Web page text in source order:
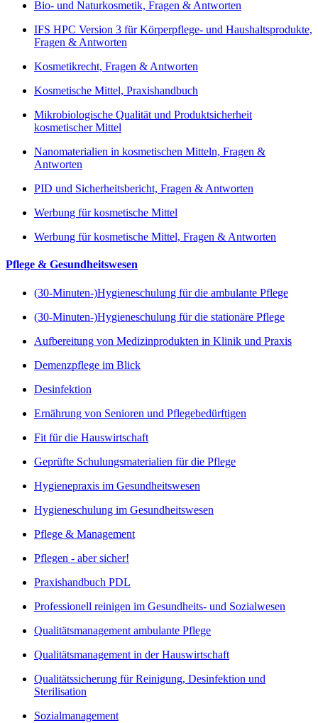
Bio- und Naturkosmetik, Fragen & Antworten
IFS HPC Version 3 für Körperpflege- und Haushaltsprodukte,
Fragen & Antworten
Kosmetikrecht, Fragen & Antworten
Kosmetische Mittel, Praxishandbuch
Mikrobiologische Qualität und Produktsicherheit
kosmetischer Mittel
Nanomaterialien in kosmetischen Mitteln, Fragen &
Antworten
PID und Sicherheitsbericht, Fragen & Antworten
Werbung für kosmetische Mittel
Werbung für kosmetische Mittel, Fragen & Antworten
Pflege & Gesundheitswesen
(30-Minuten-)Hygieneschulung für die ambulante Pflege
(30-Minuten-)Hygieneschulung für die stationäre Pflege
Aufbereitung von Medizinprodukten in Klinik und Praxis
Demenzpflege im Blick
Desinfektion
Ernährung von Senioren und Pflegebedürftigen
Fit für die Hauswirtschaft
Geprüfte Schulungsmaterialien für die Pflege
Hygienepraxis im Gesundheitswesen
Hygieneschulung im Gesundheitswesen
Pflege & Management
Pflegen - aber sicher!
Praxishandbuch PDL
Professionell reinigen im Gesundheits- und Sozialwesen
Qualitätsmanagement ambulante Pflege
Qualitätsmanagement in der Hauswirtschaft
Qualitätssicherung für Reinigung, Desinfektion und
Sterilisation
Sozialmanagement